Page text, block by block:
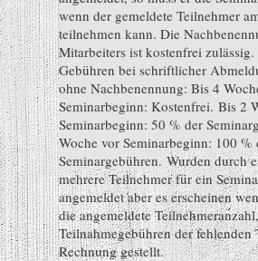
wenn der gemeldete Teilnehmer
teilnehmen kann. Die
Mitarbeiters ist kostenfrei
Gebühren bei schriftlicher
ohne Nachbenennung: Bis 4
Seminarbeginn: Kostenfrei. Bis 2
Seminarbeginn: 50 % der
Woche vor Seminarbeginn: 100 %
Seminargebühren. Wurden durch
mehrere Teilnehmer für ein
angemeldet aber es erscheinen
die angemeldete
Teilnahmegebühren der fehlenden
Rechnung gestellt.